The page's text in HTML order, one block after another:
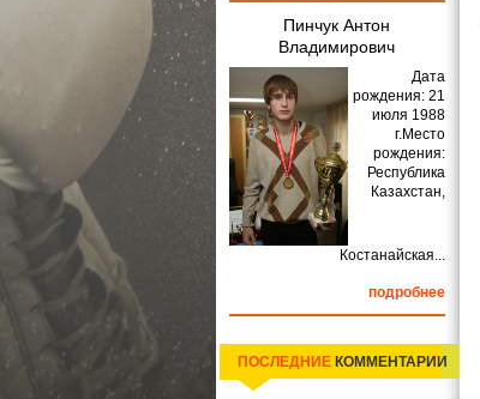
Пинчук Антон
Владимирович
Дата
рождения: 21
июля 1988
г.Место
рождения:
Республика
Казахстан,
Костанайская...
подробнее
ПОСЛЕДНИЕКОММЕНТАРИИ